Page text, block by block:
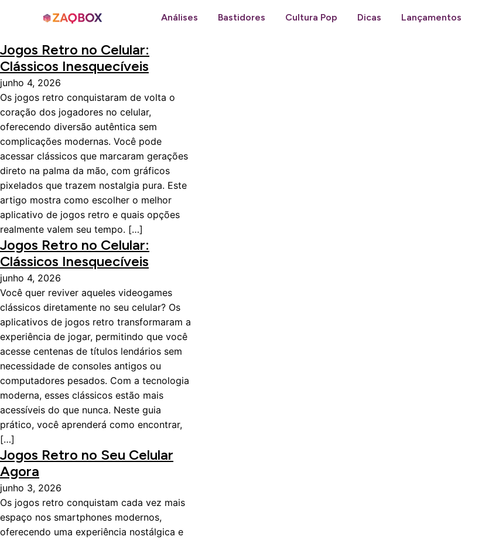
Análises Bastidores Cultura Pop Dicas Lançamentos
Jogos Retro no Celular:
Clássicos Inesquecíveis
junho 4, 2026
Os jogos retro conquistaram de volta o
coração dos jogadores no celular,
oferecendo diversão autêntica sem
complicações modernas. Você pode
acessar clássicos que marcaram gerações
direto na palma da mão, com gráficos
pixelados que trazem nostalgia pura. Este
artigo mostra como escolher o melhor
aplicativo de jogos retro e quais opções
realmente valem seu tempo. […]
Jogos Retro no Celular:
Clássicos Inesquecíveis
junho 4, 2026
Você quer reviver aqueles videogames
clássicos diretamente no seu celular? Os
aplicativos de jogos retro transformaram a
experiência de jogar, permitindo que você
acesse centenas de títulos lendários sem
necessidade de consoles antigos ou
computadores pesados. Com a tecnologia
moderna, esses clássicos estão mais
acessíveis do que nunca. Neste guia
prático, você aprenderá como encontrar,
[…]
Jogos Retro no Seu Celular
Agora
junho 3, 2026
Os jogos retro conquistam cada vez mais
espaço nos smartphones modernos,
oferecendo uma experiência nostálgica e